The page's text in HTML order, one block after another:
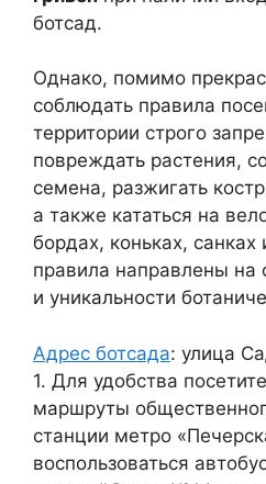
ботсад.
Однако, помимо
соблюдать правила
территории строго
повреждать растения,
семена, разжигать
а также кататься на
бордах, коньках,
правила направлены на
и уникальности
Адрес ботсада: улица
1. Для удобства
маршруты
станции метро
воспользоваться